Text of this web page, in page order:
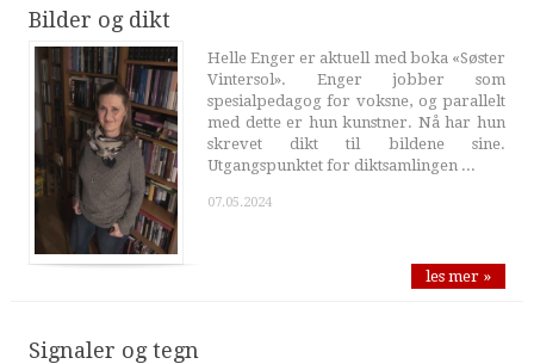
Bilder og dikt
Helle Enger er aktuell med boka «Søster
Vintersol». Enger jobber som
spesialpedagog for voksne, og parallelt
med dette er hun kunstner. Nå har hun
skrevet dikt til bildene sine.
Utgangspunktet for diktsamlingen ...
07.05.2024
les mer »
Signaler og tegn